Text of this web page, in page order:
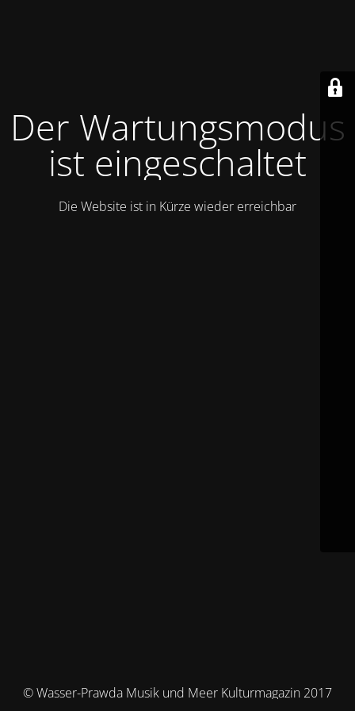
Der Wartungsmodus
ist eingeschaltet
Die Website ist in Kürze wieder erreichbar
© Wasser-Prawda Musik und Meer Kulturmagazin 2017